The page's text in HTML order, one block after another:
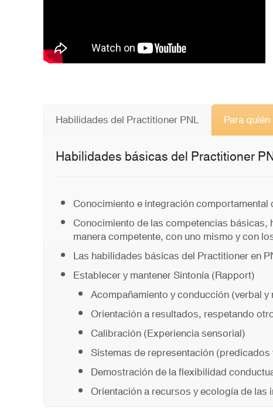
Habilidades del Practitioner PNL Para quién
Habilidades básicas del Practitioner
Conocimiento e integración
Conocimiento de las competencias
manera competente, con uno mismo y con
Las habilidades básicas del Practitioner en
Establecer y mantener Sintonía (Rapport)
Acompañamiento y conducción (verbal y
Orientación a resultados, respetando
Calibración (Experiencia sensorial)
Sistemas de representación
Demostración de la flexibilidad
Orientación a recursos y ecología de las